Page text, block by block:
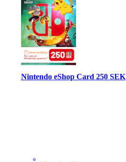
Nintendo eShop Card 250 SEK